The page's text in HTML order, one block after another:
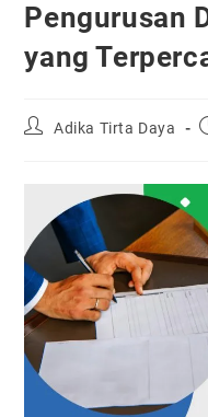
Pengurusan
yang
PostAdika Tirta Daya